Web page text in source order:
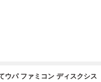
ウパ ファミコン ディスクシス